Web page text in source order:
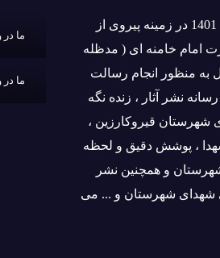
رسانه کمیل مدیا در بهمن ماه 1401 در زمینه پیروی از
امام خامنه ای ( مدظله
به منظور انجام رسالت
نشر آثار ، زنده نگه
شهرستان قیروکارزین ،
، پوشش دقیق و لحظه
و همچنین نشر
شهدای شهرستان و ... می
ما
ما